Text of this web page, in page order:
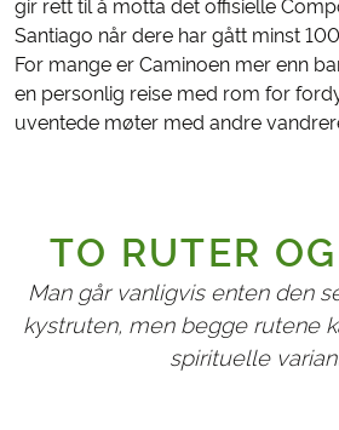
gir rett til å motta det offisielle
Santiago når dere har gått minst
For mange er Caminoen mer enn
en personlig reise med rom for
uventede møter med andre
TO RUTER
Man går vanligvis enten den
kyst­ruten, men begge rutene
spirituelle